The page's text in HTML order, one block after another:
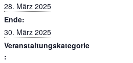
28. März 2025
Ende:
30. März 2025
Veranstaltungskategorie
: